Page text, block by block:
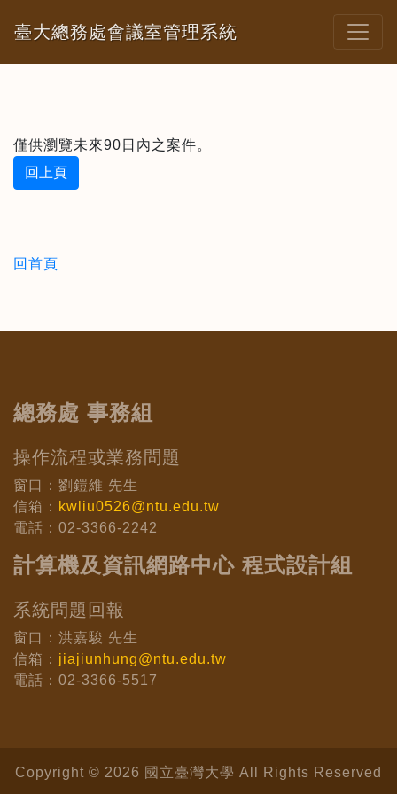
臺大總務處會議室管理系統
僅供瀏覽未來90日內之案件。
回上頁
回首頁
總務處 事務組
操作流程或業務問題
窗口：劉鎧維 先生
信箱： kwliu0526@ntu.edu.tw
電話：02-3366-2242
計算機及資訊網路中心 程式設計組
系統問題回報
窗口：洪嘉駿 先生
信箱： jiajiunhung@ntu.edu.tw
電話：02-3366-5517
Copyright © 2026 國立臺灣大學 All Rights Reserved